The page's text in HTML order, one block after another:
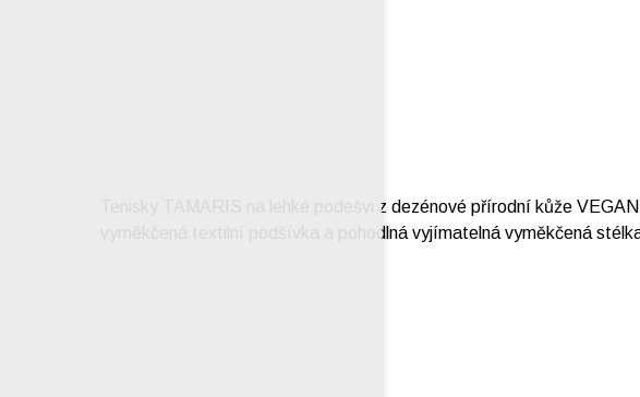
Tenisky TAMARIS na lehké podešvi z dezénové přírodní kůže
vyměkčená textilní podšívka a pohodlná vyjímatelná vyměkčená